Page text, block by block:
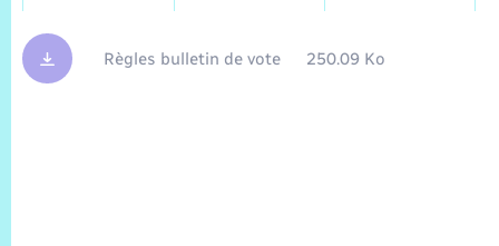
Règles bulletin de vote 250.09 Ko